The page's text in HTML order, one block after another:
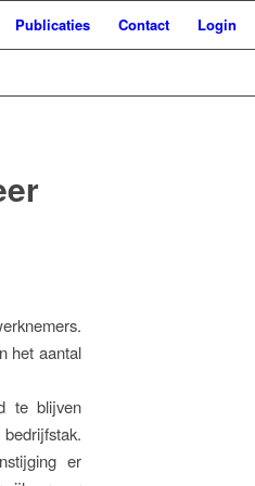
Publicaties Contact Login
het aantal
te blijven
er